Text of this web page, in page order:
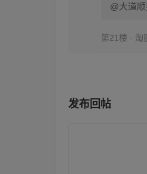
@大道
第21楼 · 淘
发布回帖